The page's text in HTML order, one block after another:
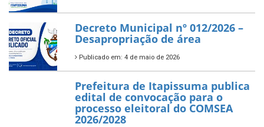
Decreto Municipal nº 012/2026 –
Desapropriação de área
Publicado em: 4 de maio de 2026
Prefeitura de Itapissuma publica
edital de convocação para o
processo eleitoral do COMSEA
2026/2028